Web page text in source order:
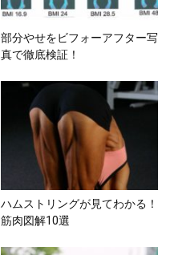
部分やせをビフォーアフター写
真で徹底検証！
ハムストリングが見てわかる！
筋肉図解10選